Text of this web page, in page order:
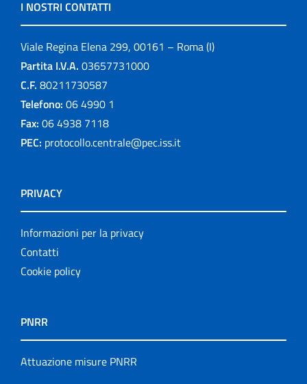
I NOSTRI CONTATTI
Viale Regina Elena 299, 00161 – Roma (I)
Partita I.V.A. 03657731000
C.F. 80211730587
Telefono: 06 4990 1
Fax: 06 4938 7118
PEC: protocollo.centrale@pec.iss.it
PRIVACY
Informazioni per la privacy
Contatti
Cookie policy
PNRR
Attuazione misure PNRR